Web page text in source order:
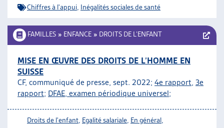
Chiffres à l'appui Inégalités sociales de santé
FAMILLES » ENFANCE » DROITS DE L’ENFANT
MISE EN ŒUVRE DES DROITS DE L’HOMME EN
SUISSE
CF, communiqué de presse, sept. 2022; 4e rapport, 3e
rapport; DFAE, examen périodique universel;
Droits de l'enfant Egalité salariale En général